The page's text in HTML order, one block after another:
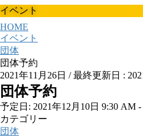
イベント
HOME
イベント
団体
団体予約
2021年11月26日 / 最終更新日 :
団体予約
予定日: 2021年12月10日 9:30 AM
カテゴリー
団体